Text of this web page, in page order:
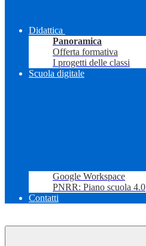
Didattica
Panoramica
Offerta formativa
I progetti delle classi
Scuola digitale
Google Workspace
PNRR: Piano scuola 4.0
Contatti